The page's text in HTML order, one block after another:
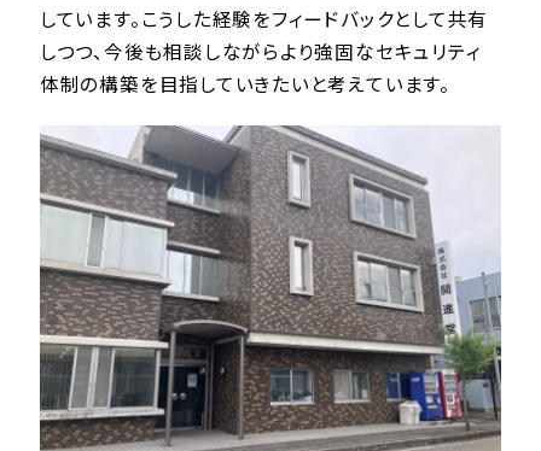
しています。こうした経験をフィードバックとして共有
しつつ、今後も相談しながらより強固なセキュリティ
体制の構築を目指していきたいと考えています。